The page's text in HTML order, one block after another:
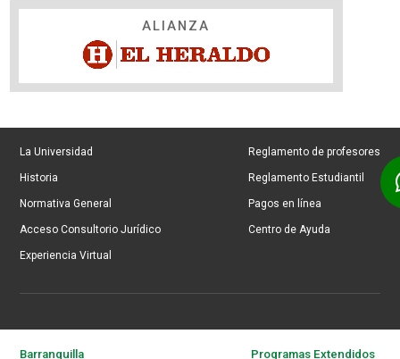
ALIANZA
La Universidad
Historia
Normativa General
Acceso Consultorio Jurídico
Experiencia Virtual
Reglamento de profesores
Reglamento Estudiantil
Pagos en línea
Centro de Ayuda
Barranquilla Programas Extendidos